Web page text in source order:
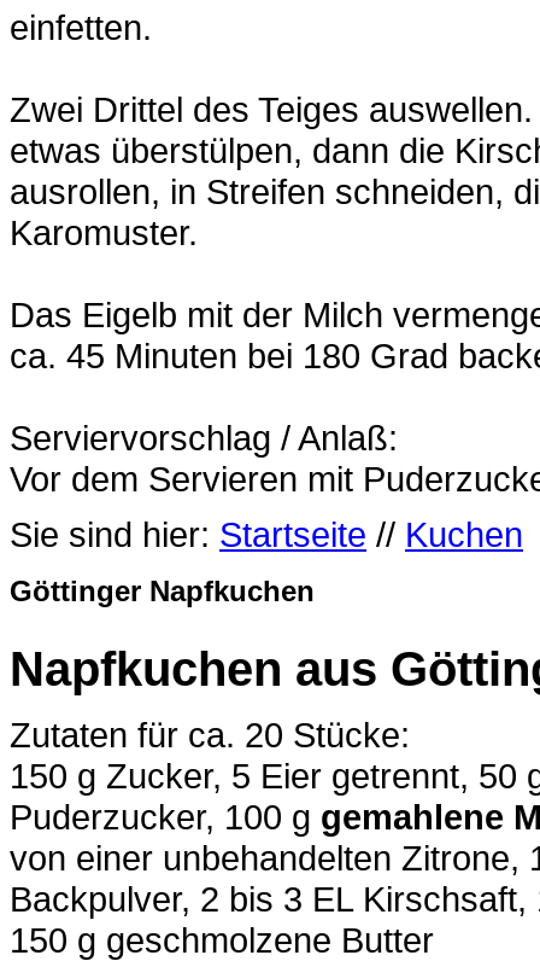
einfetten.
Zwei Drittel des Teiges
etwas überstülpen, dann die
ausrollen, in Streifen schneiden,
Karomuster.
Das Eigelb mit der Milch
ca. 45 Minuten bei 180 Grad
Serviervorschlag / Anlaß:
Vor dem Servieren mit
Sie sind hier: Startseite // Kuchen
Göttinger Napfkuchen
Napfkuchen aus
Zutaten für ca. 20 Stücke:
150 g Zucker, 5 Eier getrennt, 50
Puderzucker, 100 g gemahlene
von einer unbehandelten Zitrone,
Backpulver, 2 bis 3 EL
150 g geschmolzene Butter